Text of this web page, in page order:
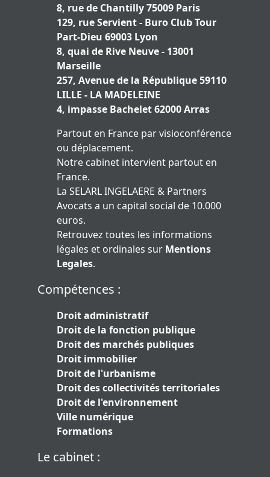
8, rue de Chantilly 75009 Paris
129, rue Servient - Buro Club Tour
Part-Dieu 69003 Lyon
8, quai de Rive Neuve - 13001
Marseille
257, Avenue de la République 59110
LILLE - LA MADELEINE
4, impasse Bachelet 62000 Arras
Partout en France par visioconférence
ou déplacement.
Notre cabinet intervient partout en
France.
La SELARL INGELAERE & Partners
Avocats a un capital social de 10.000
euros.
Retrouvez toutes les informations
légales et ordinales sur Mentions
Legales.
Compétences :
Droit administratif
Droit de la fonction publique
Droit des marchés publiques
Droit immobilier
Droit de l'urbanisme
Droit des collectivités territoriales
Droit de l'environnement
Ville numérique
Formations
Le cabinet :